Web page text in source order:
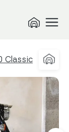
Classic